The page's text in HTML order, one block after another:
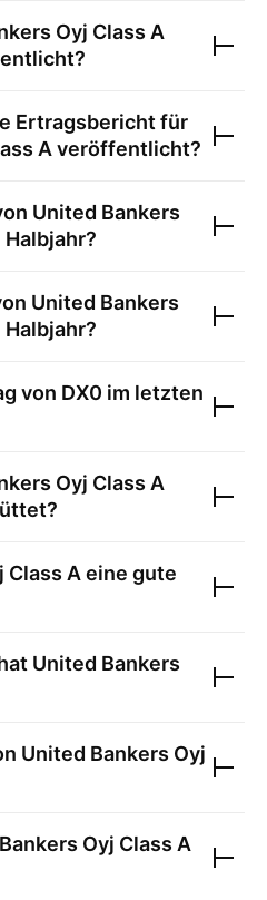
Oyj Class A
Ertragsbericht für
A veröffentlicht?
United Bankers
United Bankers
von DX0 im letzten
Oyj Class A
Class A eine gute
United Bankers
United Bankers Oyj
Oyj Class A